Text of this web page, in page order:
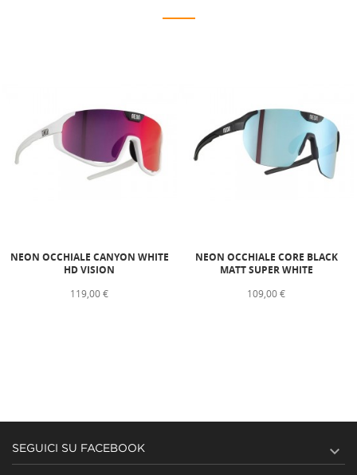
NEON OCCHIALE CANYON WHITE
HD VISION
119,00 €
NEON OCCHIALE CORE BLACK
MATT SUPER WHITE
109,00 €
SEGUICI SU FACEBOOK 